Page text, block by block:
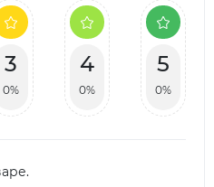
3
0%
4
0%
5
0%